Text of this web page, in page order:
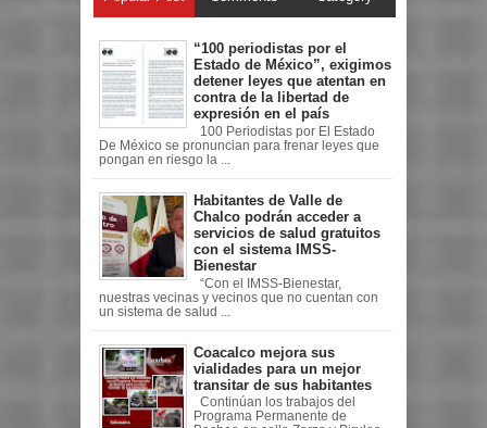
“100 periodistas por el
Estado de México”, exigimos
detener leyes que atentan en
contra de la libertad de
expresión en el país
100 Periodistas por El Estado
De México se pronuncian para frenar leyes que
pongan en riesgo la ...
Habitantes de Valle de
Chalco podrán acceder a
servicios de salud gratuitos
con el sistema IMSS-
Bienestar
“Con el IMSS-Bienestar,
nuestras vecinas y vecinos que no cuentan con
un sistema de salud ...
Coacalco mejora sus
vialidades para un mejor
transitar de sus habitantes
Continúan los trabajos del
Programa Permanente de